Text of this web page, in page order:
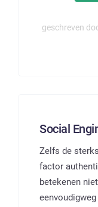
geschreven
Social
Zelfs de
factor
betekenen